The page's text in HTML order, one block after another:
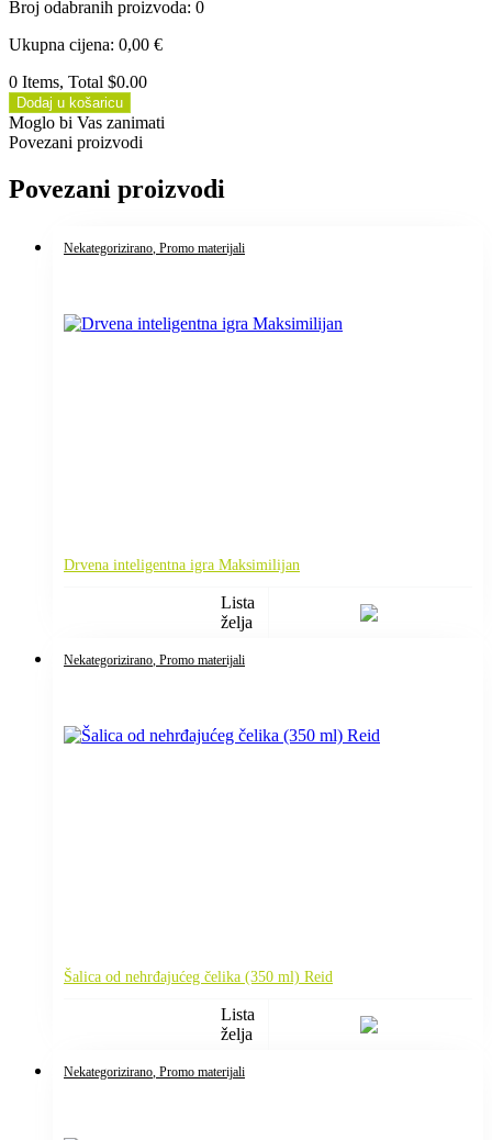
Broj odabranih proizvoda: 0
Ukupna cijena: 0,00 €
0 Items, Total $0.00
Dodaj u košaricu
Moglo bi Vas zanimati
Povezani proizvodi
Povezani proizvodi
Nekategorizirano , Promo materijali
Drvena inteligentna igra Maksimilijan
Lista
želja
Nekategorizirano , Promo materijali
Šalica od nehrđajućeg čelika (350 ml) Reid
Lista
želja
Nekategorizirano , Promo materijali